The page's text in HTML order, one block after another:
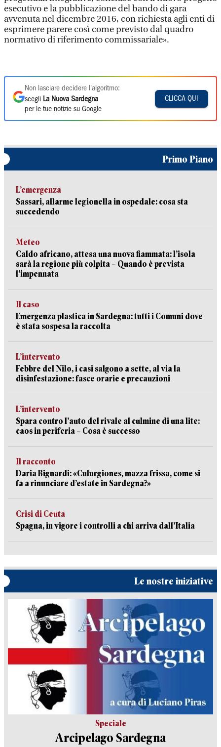
esecutivo e la pubblicazione del bando di gara
avvenuta nel dicembre 2016, con richiesta agli enti di
esprimere parere così come previsto dal quadro
normativo di riferimento commissariale».
Non lasciare decidere l'algoritmo:
scegli La Nuova Sardegna
per le tue notizie su Google
CLICCA QUI
Primo Piano
L’emergenza
Sassari, allarme legionella in ospedale: cosa sta
succedendo
Meteo
Caldo africano, attesa una nuova fiammata: l’isola
sarà la regione più colpita – Quando è prevista
l’impennata
Il caso
Emergenza plastica in Sardegna: tutti i Comuni dove
è stata sospesa la raccolta
L’intervento
Febbre del Nilo, i casi salgono a sette, al via la
disinfestazione: fasce orarie e precauzioni
L’intervento
Spara contro l’auto del rivale al culmine di una lite:
caos in periferia – Cosa è successo
Il racconto
Daria Bignardi: «Culurgiones, mazza frissa, come si
fa a rinunciare d’estate in Sardegna?»
Crisi di Ceuta
Spagna, in vigore i controlli a chi arriva dall’Italia
Le nostre iniziative
Speciale
Arcipelago Sardegna